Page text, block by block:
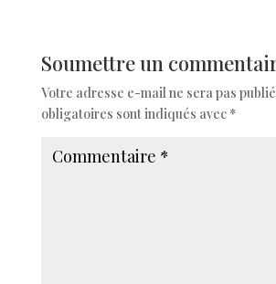
Soumettre un
Votre adresse e-mail ne sera pas
obligatoires sont indiqués avec *